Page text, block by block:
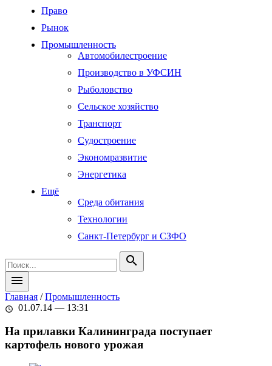
Право
Рынок
Промышленность
Автомобилестроение
Производство в УФСИН
Рыболовство
Сельское хозяйство
Транспорт
Судостроение
Экономразвитие
Энергетика
Ещё
Среда обитания
Технологии
Санкт-Петербург и СЗФО
search
menu
Главная /Промышленность
schedule 01.07.14 — 13:31
На прилавки Калининграда поступает
картофель нового урожая